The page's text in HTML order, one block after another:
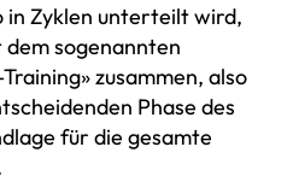
in Zyklen unterteilt wird,
sogenannten
zusammen, also
Phase des
für die gesamte